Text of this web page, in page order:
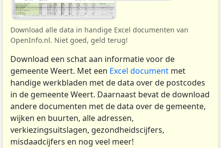
Download alle data in handige Excel documenten van
OpenInfo.nl. Niet goed, geld terug!
Download een schat aan informatie voor de
gemeente Weert. Met een Excel document met
handige werkbladen met de data over de postcodes
in de gemeente Weert. Daarnaast bevat de download
andere documenten met de data over de gemeente,
wijken en buurten, alle adressen,
verkiezingsuitslagen, gezondheidscijfers,
misdaadcijfers en nog veel meer!